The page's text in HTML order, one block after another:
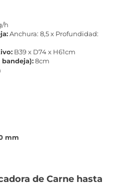
h
Anchura: 8,5 x Profundidad:
B39 x D74 x H61cm
8cm
mm
de Carne hasta